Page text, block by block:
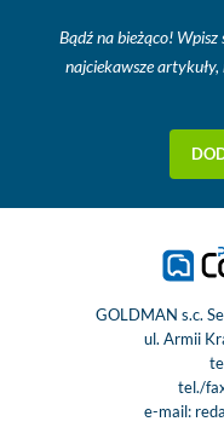
Bądź na bieżąco!
najciekawsze
GOLDMAN s.c.
ul. Armii
tel./
e-mail: